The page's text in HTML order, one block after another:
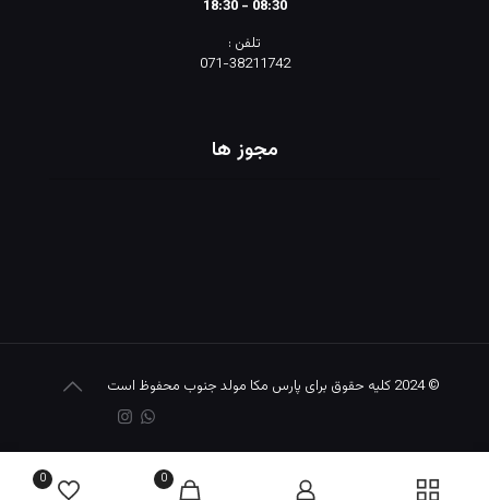
08:30 - 18:30
تلفن :
071-38211742
مجوز ها
© 2024 کلیه حقوق برای پارس مکا مولد جنوب محفوظ است
0
0